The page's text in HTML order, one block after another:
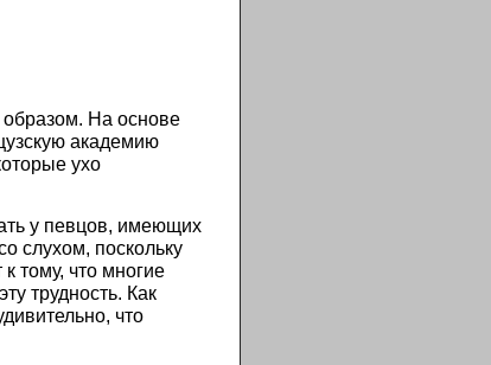
На основе
академию
ухо
у певцов, имеющих
слухом, поскольку
тому, что многие
трудность. Как
что